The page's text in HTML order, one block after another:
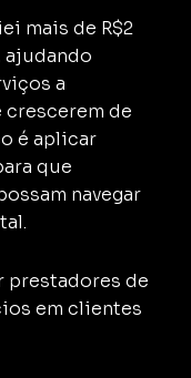
mais de R$2
ajudando
a
de
é aplicar
que
navegar
prestadores de
em clientes